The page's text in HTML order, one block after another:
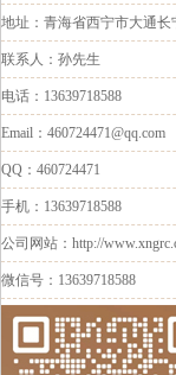
地址：青海省西宁市大通长
联系人：孙先生
电话：13639718588
Email：460724471@qq.com
QQ：460724471
手机：13639718588
公司网站：http://
微信号：13639718588